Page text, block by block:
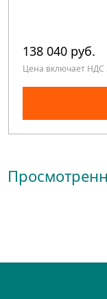
138 040 руб.
Цена включает НДС